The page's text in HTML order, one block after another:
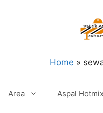
Home »
Area Aspal